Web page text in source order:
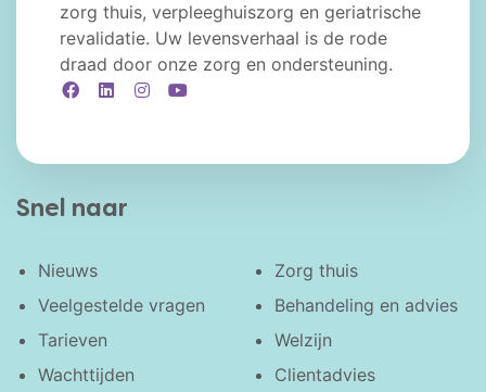
zorg thuis, verpleeghuiszorg en geriatrische
revalidatie. Uw levensverhaal is de rode
draad door onze zorg en ondersteuning.
FacebookLinkedInInstagram
Snel naar
Nieuws
Veelgestelde vragen
Tarieven
Wachttijden
Zorg thuis
Behandeling en advies
Welzijn
Clientadvies